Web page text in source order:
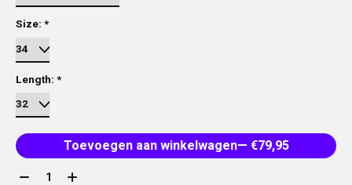
Size: *
Length: *
Toevoegen aan winkelwagen
— €79,95
Aantal: